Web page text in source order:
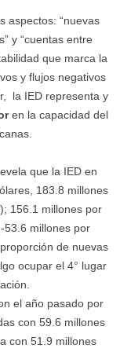
aspectos: “nuevas
y “cuentas entre
que marca la
y flujos negativos
la IED representa y
en la capacidad del
que la IED en
183.8 millones
156.1 millones por
53.6 millones por
de nuevas
ocupar el 4° lugar
el año pasado por
con 59.6 millones
con 51.9 millones